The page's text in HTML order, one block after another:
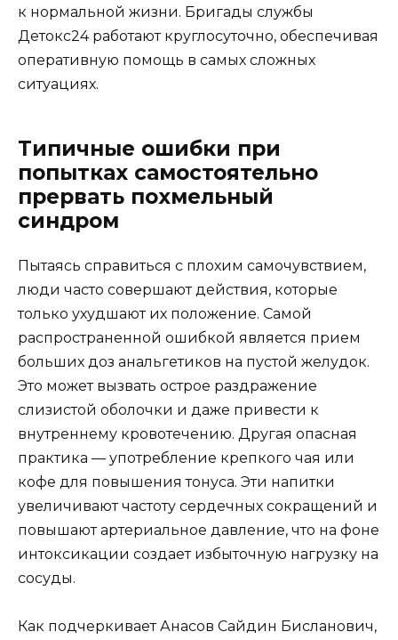
к нормальной жизни. Бригады службы
Детокс24 работают круглосуточно, обеспечивая
оперативную помощь в самых сложных
ситуациях.
Типичные ошибки при
попытках самостоятельно
прервать похмельный
синдром
Пытаясь справиться с плохим самочувствием,
люди часто совершают действия, которые
только ухудшают их положение. Самой
распространенной ошибкой является прием
больших доз анальгетиков на пустой желудок.
Это может вызвать острое раздражение
слизистой оболочки и даже привести к
внутреннему кровотечению. Другая опасная
практика — употребление крепкого чая или
кофе для повышения тонуса. Эти напитки
увеличивают частоту сердечных сокращений и
повышают артериальное давление, что на фоне
интоксикации создает избыточную нагрузку на
сосуды.
Как подчеркивает Анасов Сайдин Бисланович,